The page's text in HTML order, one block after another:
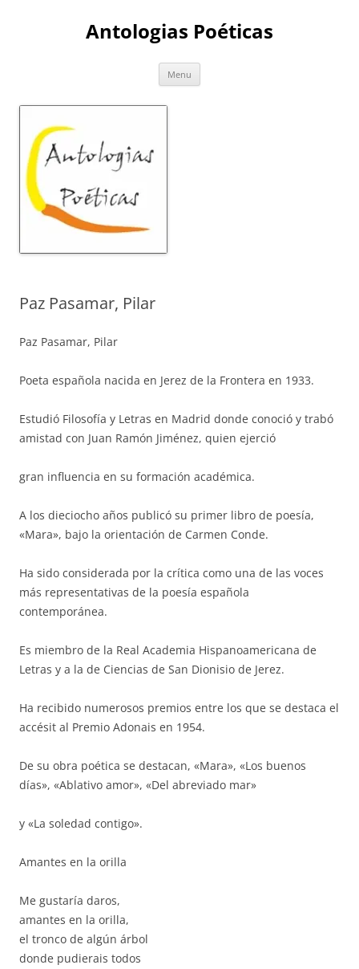
Antologias Poéticas
Menu
Paz Pasamar, Pilar
Paz Pasamar, Pilar
Poeta española nacida en Jerez de la Frontera en 1933.
Estudió Filosofía y Letras en Madrid donde conoció y trabó
amistad con Juan Ramón Jiménez, quien ejerció
gran influencia en su formación académica.
A los dieciocho años publicó su primer libro de poesía,
«Mara», bajo la orientación de Carmen Conde.
Ha sido considerada por la crítica como una de las voces
más representativas de la poesía española
contemporánea.
Es miembro de la Real Academia Hispanoamericana de
Letras y a la de Ciencias de San Dionisio de Jerez.
Ha recibido numerosos premios entre los que se destaca el
accésit al Premio Adonais en 1954.
De su obra poética se destacan, «Mara», «Los buenos
días», «Ablativo amor», «Del abreviado mar»
y «La soledad contigo».
Amantes en la orilla
Me gustaría daros,
amantes en la orilla,
el tronco de algún árbol
donde pudierais todos